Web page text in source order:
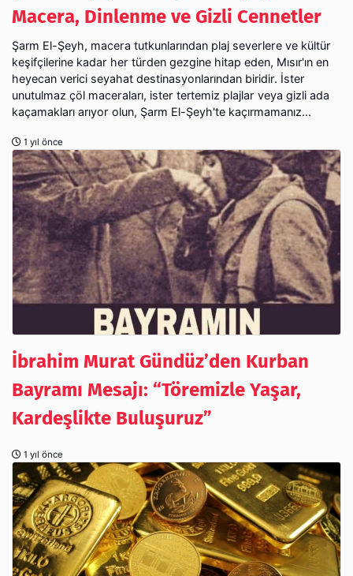
Macera, Dinlenme ve Gizli Cennetler
Şarm El-Şeyh, macera tutkunlarından plaj severlere ve kültür
keşifçilerine kadar her türden gezgine hitap eden, Mısır'ın en
heyecan verici seyahat destinasyonlarından biridir. İster
unutulmaz çöl maceraları, ister tertemiz plajlar veya gizli ada
kaçamakları arıyor olun, Şarm El-Şeyh'te kaçırmamanız...
1 yıl önce
İbrahim Murat Gündüz’den Kurban
Bayramı Mesajı: “Töremizle Yaşar,
Kardeşlikte Buluşuruz”
1 yıl önce